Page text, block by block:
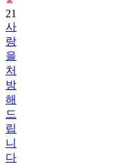
21
사
랑
을
처
방
해
드
립
니
다